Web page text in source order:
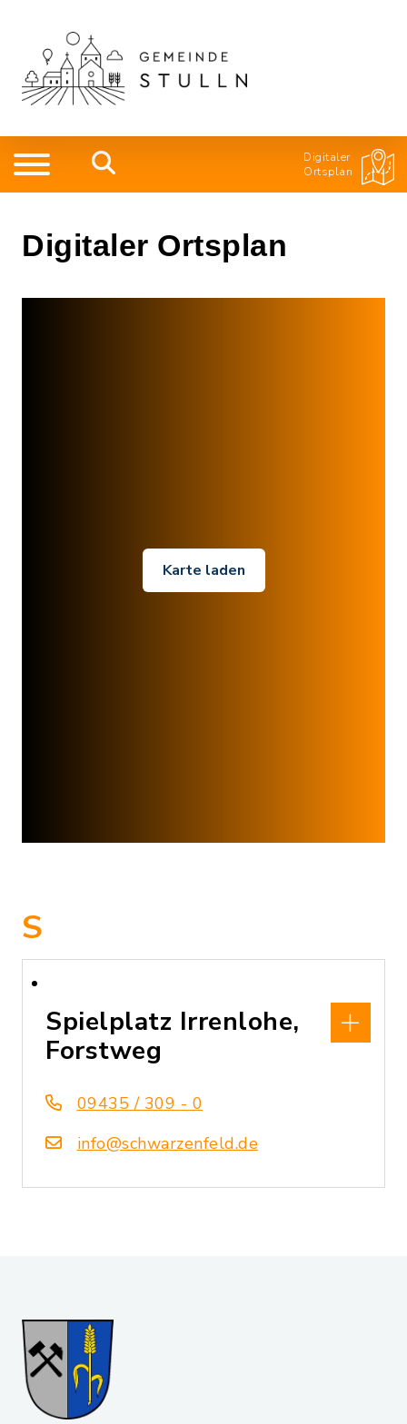
Digitaler
Ortsplan
Digitaler Ortsplan
Karte laden
S
Spielplatz Irrenlohe,
Forstweg
09435 / 309 - 0
info@schwarzenfeld.de